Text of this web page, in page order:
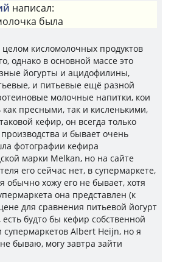
написал:
была
целом кисломолочных продуктов
однако в основной массе это
йогурты и ацидофилины,
и питьевые ещё разной
молочные напитки, кои
как пресными, так и кисленькими,
кефир, он всегда только
и бывает очень
фотографии кефира
марки Melkan, но на сайте
его сейчас нет, в супермаркете,
обычно хожу его не бывает, хотя
она представлен (к
для сравнения питьевой йогурт
есть будто бы кефир собственной
супермаркетов Albert Heijn, но я
бываю, могу завтра зайти